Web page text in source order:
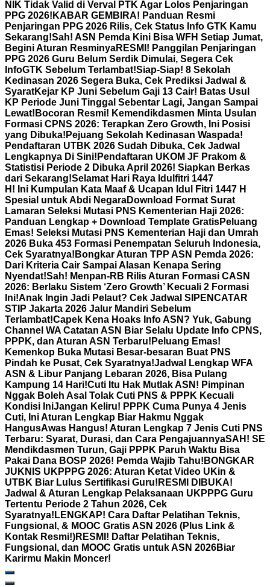
NIK Tidak Valid di Verval PTK Agar Lolos Penjaringan
PPG 2026! KABAR GEMBIRA! Panduan Resmi
Penjaringan PPG 2026 Rilis, Cek Status Info GTK Kamu
Sekarang!Sah! ASN Pemda Kini Bisa WFH Setiap Jumat,
Begini Aturan ResminyaRESMI! Panggilan Penjaringan
PPG 2026 Guru Belum Serdik Dimulai, Segera Cek
InfoGTK Sebelum Terlambat!Siap-Siap! 8 Sekolah
Kedinasan 2026 Segera Buka, Cek Prediksi Jadwal &
SyaratKejar KP Juni Sebelum Gaji 13 Cair! Batas Usul
KP Periode Juni Tinggal Sebentar Lagi, Jangan Sampai
Lewat! Bocoran Resmi! Kemendikdasmen Minta Usulan
Formasi CPNS 2026: Terapkan Zero Growth, Ini Posisi
yang Dibuka! Pejuang Sekolah Kedinasan Waspada!
Pendaftaran UTBK 2026 Sudah Dibuka, Cek Jadwal
Lengkapnya Di Sini! Pendaftaran UKOM JF Prakom &
Statistisi Periode 2 Dibuka April 2026! Siapkan Berkas
dari Sekarang!Selamat Hari Raya Idulfitri 1447
H! Ini Kumpulan Kata Maaf & Ucapan Idul Fitri 1447 H
Spesial untuk Abdi NegaraDownload Format Surat
Lamaran Seleksi Mutasi PNS Kementerian Haji 2026:
Panduan Lengkap + Download Template GratisPeluang
Emas! Seleksi Mutasi PNS Kementerian Haji dan Umrah
2026 Buka 453 Formasi Penempatan Seluruh Indonesia,
Cek Syaratnya! Bongkar Aturan TPP ASN Pemda 2026:
Dari Kriteria Cair Sampai Alasan Kenapa Sering
Nyendat!Sah! Menpan-RB Rilis Aturan Formasi CASN
2026: Berlaku Sistem ‘Zero Growth’ Kecuali 2 Formasi
Ini!Anak Ingin Jadi Pelaut? Cek Jadwal SIPENCATAR
STIP Jakarta 2026 Jalur Mandiri Sebelum
Terlambat!Capek Kena Hoaks Info ASN? Yuk, Gabung
Channel WA Catatan ASN Biar Selalu Update Info CPNS,
PPPK, dan Aturan ASN Terbaru! Peluang Emas!
Kemenkop Buka Mutasi Besar-besaran Buat PNS
Pindah ke Pusat, Cek Syaratnya!Jadwal Lengkap WFA
ASN & Libur Panjang Lebaran 2026, Bisa Pulang
Kampung 14 Hari!Cuti Itu Hak Mutlak ASN! Pimpinan
Nggak Boleh Asal Tolak Cuti PNS & PPPK Kecuali
Kondisi IniJangan Keliru! PPPK Cuma Punya 4 Jenis
Cuti, Ini Aturan Lengkap Biar Hakmu Nggak
HangusAwas Hangus! Aturan Lengkap 7 Jenis Cuti PNS
Terbaru: Syarat, Durasi, dan Cara PengajuannyaSAH! SE
Mendikdasmen Turun, Gaji PPPK Paruh Waktu Bisa
Pakai Dana BOSP 2026! Pemda Wajib Tahu! BONGKAR
JUKNIS UKPPPG 2026: Aturan Ketat Video UKin &
UTBK Biar Lulus Sertifikasi Guru! RESMI DIBUKA!
Jadwal & Aturan Lengkap Pelaksanaan UKPPPG Guru
Tertentu Periode 2 Tahun 2026, Cek
Syaratnya! LENGKAP! Cara Daftar Pelatihan Teknis,
Fungsional, & MOOC Gratis ASN 2026 (Plus Link &
Kontak Resmi!)RESMI! Daftar Pelatihan Teknis,
Fungsional, dan MOOC Gratis untuk ASN 2026Biar
Karirmu Makin Moncer!